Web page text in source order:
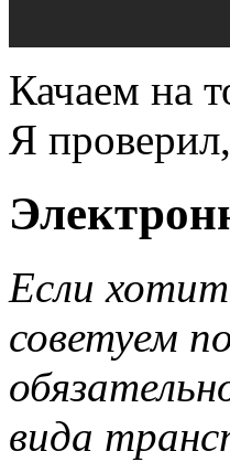
Качаем на
Я проверил,
Если
советуем
вида